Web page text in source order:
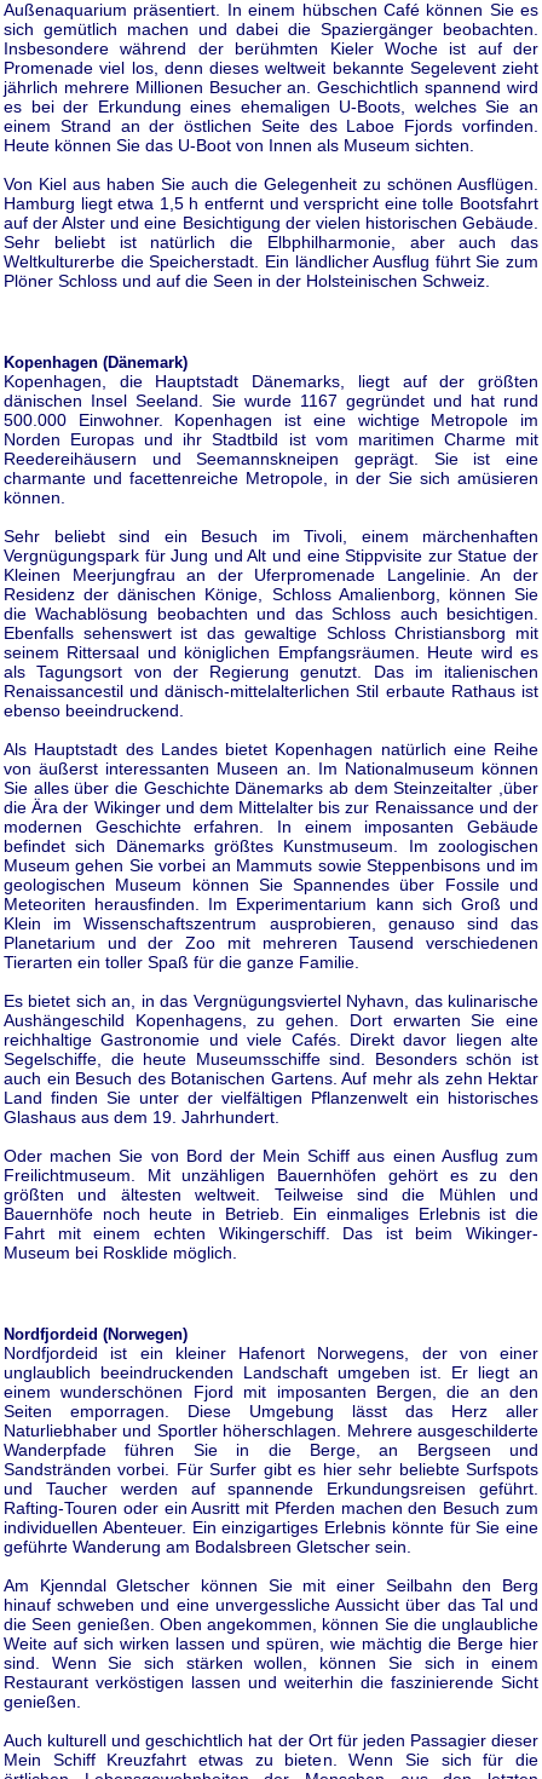
Außenaquarium präsentiert. In einem hübschen Café können Sie es
sich gemütlich machen und dabei die Spaziergänger beobachten.
Insbesondere während der berühmten Kieler Woche ist auf der
Promenade viel los, denn dieses weltweit bekannte Segelevent zieht
jährlich mehrere Millionen Besucher an. Geschichtlich spannend wird
es bei der Erkundung eines ehemaligen U-Boots, welches Sie an
einem Strand an der östlichen Seite des Laboe Fjords vorfinden.
Heute können Sie das U-Boot von Innen als Museum sichten.
Von Kiel aus haben Sie auch die Gelegenheit zu schönen Ausflügen.
Hamburg liegt etwa 1,5 h entfernt und verspricht eine tolle Bootsfahrt
auf der Alster und eine Besichtigung der vielen historischen Gebäude.
Sehr beliebt ist natürlich die Elbphilharmonie, aber auch das
Weltkulturerbe die Speicherstadt. Ein ländlicher Ausflug führt Sie zum
Plöner Schloss und auf die Seen in der Holsteinischen Schweiz.
Kopenhagen (Dänemark)
Kopenhagen, die Hauptstadt Dänemarks, liegt auf der größten
dänischen Insel Seeland. Sie wurde 1167 gegründet und hat rund
500.000 Einwohner. Kopenhagen ist eine wichtige Metropole im
Norden Europas und ihr Stadtbild ist vom maritimen Charme mit
Reedereihäusern und Seemannskneipen geprägt. Sie ist eine
charmante und facettenreiche Metropole, in der Sie sich amüsieren
können.
Sehr beliebt sind ein Besuch im Tivoli, einem märchenhaften
Vergnügungspark für Jung und Alt und eine Stippvisite zur Statue der
Kleinen Meerjungfrau an der Uferpromenade Langelinie. An der
Residenz der dänischen Könige, Schloss Amalienborg, können Sie
die Wachablösung beobachten und das Schloss auch besichtigen.
Ebenfalls sehenswert ist das gewaltige Schloss Christiansborg mit
seinem Rittersaal und königlichen Empfangsräumen. Heute wird es
als Tagungsort von der Regierung genutzt. Das im italienischen
Renaissancestil und dänisch-mittelalterlichen Stil erbaute Rathaus ist
ebenso beeindruckend.
Als Hauptstadt des Landes bietet Kopenhagen natürlich eine Reihe
von äußerst interessanten Museen an. Im Nationalmuseum können
Sie alles über die Geschichte Dänemarks ab dem Steinzeitalter ,über
die Ära der Wikinger und dem Mittelalter bis zur Renaissance und der
modernen Geschichte erfahren. In einem imposanten Gebäude
befindet sich Dänemarks größtes Kunstmuseum. Im zoologischen
Museum gehen Sie vorbei an Mammuts sowie Steppenbisons und im
geologischen Museum können Sie Spannendes über Fossile und
Meteoriten herausfinden. Im Experimentarium kann sich Groß und
Klein im Wissenschaftszentrum ausprobieren, genauso sind das
Planetarium und der Zoo mit mehreren Tausend verschiedenen
Tierarten ein toller Spaß für die ganze Familie.
Es bietet sich an, in das Vergnügungsviertel Nyhavn, das kulinarische
Aushängeschild Kopenhagens, zu gehen. Dort erwarten Sie eine
reichhaltige Gastronomie und viele Cafés. Direkt davor liegen alte
Segelschiffe, die heute Museumsschiffe sind. Besonders schön ist
auch ein Besuch des Botanischen Gartens. Auf mehr als zehn Hektar
Land finden Sie unter der vielfältigen Pflanzenwelt ein historisches
Glashaus aus dem 19. Jahrhundert.
Oder machen Sie von Bord der Mein Schiff aus einen Ausflug zum
Freilichtmuseum. Mit unzähligen Bauernhöfen gehört es zu den
größten und ältesten weltweit. Teilweise sind die Mühlen und
Bauernhöfe noch heute in Betrieb. Ein einmaliges Erlebnis ist die
Fahrt mit einem echten Wikingerschiff. Das ist beim Wikinger-
Museum bei Rosklide möglich.
Nordfjordeid (Norwegen)
Nordfjordeid ist ein kleiner Hafenort Norwegens, der von einer
unglaublich beeindruckenden Landschaft umgeben ist. Er liegt an
einem wunderschönen Fjord mit imposanten Bergen, die an den
Seiten emporragen. Diese Umgebung lässt das Herz aller
Naturliebhaber und Sportler höherschlagen. Mehrere ausgeschilderte
Wanderpfade führen Sie in die Berge, an Bergseen und
Sandstränden vorbei. Für Surfer gibt es hier sehr beliebte Surfspots
und Taucher werden auf spannende Erkundungsreisen geführt.
Rafting-Touren oder ein Ausritt mit Pferden machen den Besuch zum
individuellen Abenteuer. Ein einzigartiges Erlebnis könnte für Sie eine
geführte Wanderung am Bodalsbreen Gletscher sein.
Am Kjenndal Gletscher können Sie mit einer Seilbahn den Berg
hinauf schweben und eine unvergessliche Aussicht über das Tal und
die Seen genießen. Oben angekommen, können Sie die unglaubliche
Weite auf sich wirken lassen und spüren, wie mächtig die Berge hier
sind. Wenn Sie sich stärken wollen, können Sie sich in einem
Restaurant verköstigen lassen und weiterhin die faszinierende Sicht
genießen.
Auch kulturell und geschichtlich hat der Ort für jeden Passagier dieser
Mein Schiff Kreuzfahrt etwas zu bieten. Wenn Sie sich für die